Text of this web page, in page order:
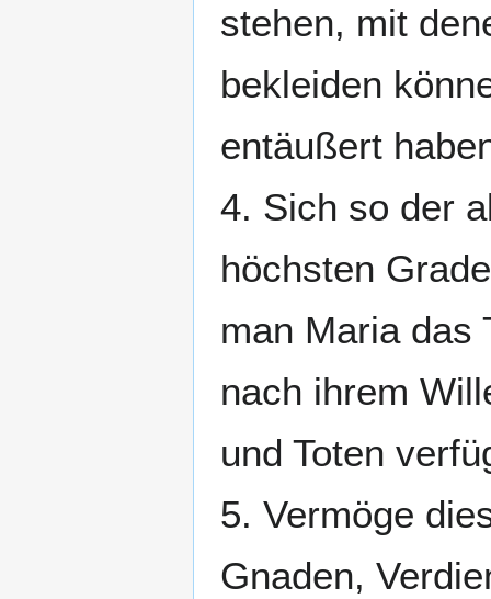
stehen, mit
bekleiden
entäußert
4. Sich so der
höchsten
man Maria das
nach ihrem
und Toten
5. Vermöge
Gnaden,